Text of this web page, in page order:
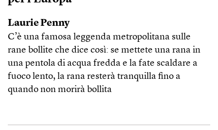
Laurie Penny
C’è una famosa leggenda metropolitana sulle
rane bollite che dice così: se mettete una rana in
una pentola di acqua fredda e la fate scaldare a
fuoco lento, la rana resterà tranquilla fino a
quando non morirà bollita